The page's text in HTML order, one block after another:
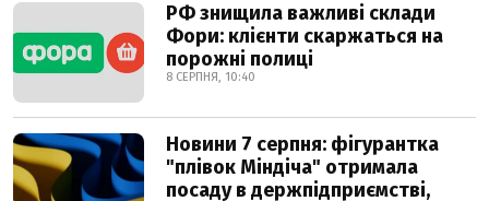
РФ знищила важливі склади
Фори: клієнти скаржаться на
порожні полиці
8 СЕРПНЯ, 10:40
Новини 7 серпня: фігурантка
"плівок Міндіча" отримала
посаду в держпідприємстві,